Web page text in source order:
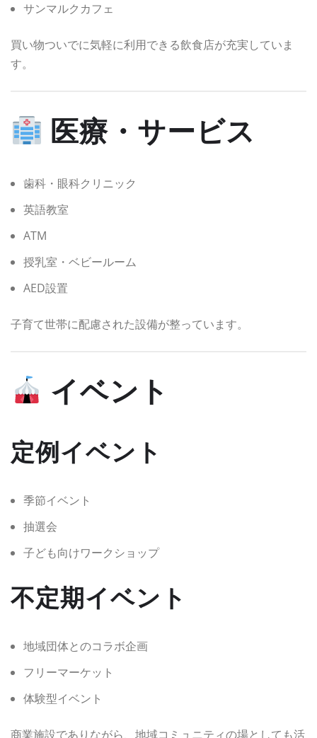
サンマルクカフェ
買い物ついでに気軽に利用できる飲食店が充実していま
す。
医療・サービス
歯科・眼科クリニック
英語教室
ATM
授乳室・ベビールーム
AED設置
子育て世帯に配慮された設備が整っています。
イベント
定例イベント
季節イベント
抽選会
子ども向けワークショップ
不定期イベント
地域団体とのコラボ企画
フリーマーケット
体験型イベント
商業施設でありながら、地域コミュニティの場としても活